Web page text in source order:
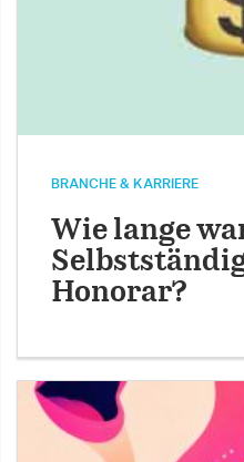
BRANCHE & KARRIERE
Wie lange
Honorar?